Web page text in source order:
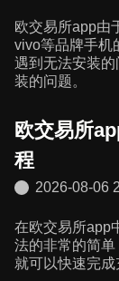
欧交易所app由
vivo等品牌手机
遇到无法安装
装的问题。
欧交易所
程
2026-08-06
在欧交易所app
法的非常的简单
就可以快速完成